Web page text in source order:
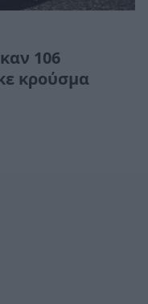
106
κρούσμα